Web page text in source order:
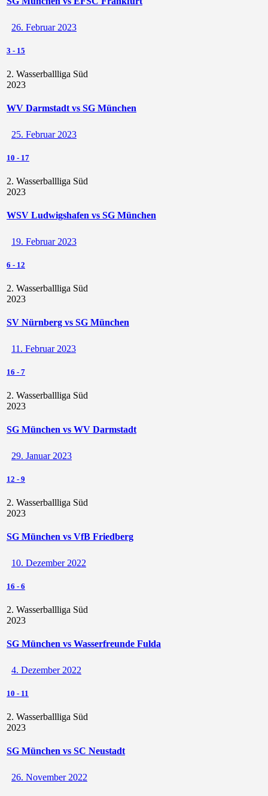
26. Februar 2023
3 - 15
2. Wasserballliga Süd
2023
WV Darmstadt vs SG München
25. Februar 2023
10 - 17
2. Wasserballliga Süd
2023
WSV Ludwigshafen vs SG München
19. Februar 2023
6 - 12
2. Wasserballliga Süd
2023
SV Nürnberg vs SG München
11. Februar 2023
16 - 7
2. Wasserballliga Süd
2023
SG München vs WV Darmstadt
29. Januar 2023
12 - 9
2. Wasserballliga Süd
2023
SG München vs VfB Friedberg
10. Dezember 2022
16 - 6
2. Wasserballliga Süd
2023
SG München vs Wasserfreunde Fulda
4. Dezember 2022
10 - 11
2. Wasserballliga Süd
2023
SG München vs SC Neustadt
26. November 2022